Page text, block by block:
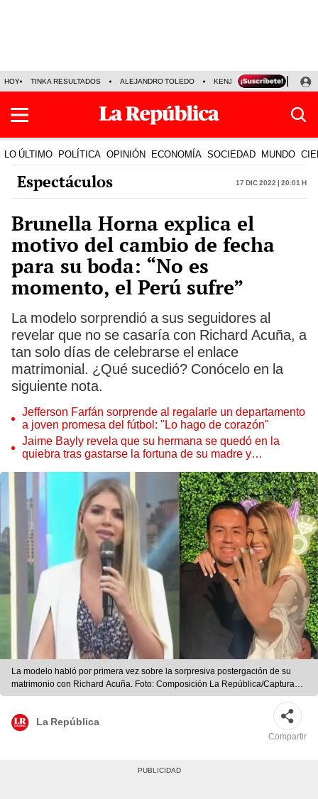
HOY TINKA RESULTADOS ALEJANDRO TOLEDO KENJI FUJIMORI
LO ÚLTIMO POLÍTICA OPINIÓN ECONOMÍA SOCIEDAD MUNDO
Espectáculos 17 Dic 2022 | 20:01 h
Brunella Horna explica el
motivo del cambio de fecha
para su boda: “No es
momento, el Perú sufre”
La modelo sorprendió a sus seguidores al
revelar que no se casaría con Richard Acuña, a
tan solo días de celebrarse el enlace
matrimonial. ¿Qué sucedió? Conócelo en la
siguiente nota.
Jefferson Farfán sorprende al regalarle un departamento
a joven promesa del fútbol: "Lo hago de corazón"
Jaime Bayly revela que su hermana se quedó en la
quiebra tras gastarse la fortuna de su madre y
La modelo habló por primera vez sobre la sorpresiva postergación de su
matrimonio con Richard Acuña. Foto: Composición La República/Captura
América TV/Brunella Horna/Instagram
La República
Compartir